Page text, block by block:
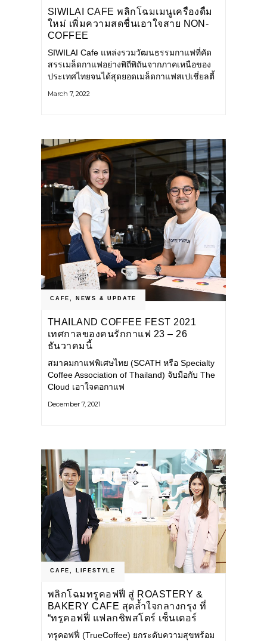
SIWILAI CAFE พลิกโฉมเมนูเครื่องดื่ม
ใหม่ เพิ่มความสดชื่นเอาใจสาย NON-
COFFEE
SIWILAI Cafe แหล่งรวมวัฒนธรรมกาแฟที่คัด
สรรเมล็ดกาแฟอย่างพิถีพิถันจากภาคเหนือของ
ประเทศไทยจนได้สุดยอดเมล็ดกาแฟสเปเชี่ยลตี้
ดื่มที่ให้ความสำคัญกับรสชาติและวัตถุดิบท้องถิ่น
มากยิ่งขึ้น Smoothies เติมความสดชื่นด้วยคุณ
ประโยชน์เต็มแก้ว หวานฉ่ำแบบธรรมชาติจาก
ผลไม้สด มาพร้อมกัน 4 เมนูตามใจชอบอย่าง
Pandan
March 7, 2022
CAFE NEWS & UPDATE
THAILAND COFFEE FEST 2021
เทศกาลของคนรักกาแฟ 23 – 26
ธันวาคมนี้
สมาคมกาแฟพิเศษไทย (SCATH หรือ Specialty
Coffee Association of Thailand) จับมือกับ The
Cloud เอาใจคอกาแฟ
December 7, 2021
CAFE LIFESTYLE
พลิกโฉมทรูคอฟฟี่ สู่ ROASTERY &
BAKERY CAFE สุดล้ำใจกลางกรุง ที่
“ทรูคอฟฟี่ แฟลกชิพสโตร์ เซ็นเตอร์
พอยท์ สยามสแควร์”
ทรูคอฟฟี่ (TrueCoffee) ยกระดับความสุขพร้อม